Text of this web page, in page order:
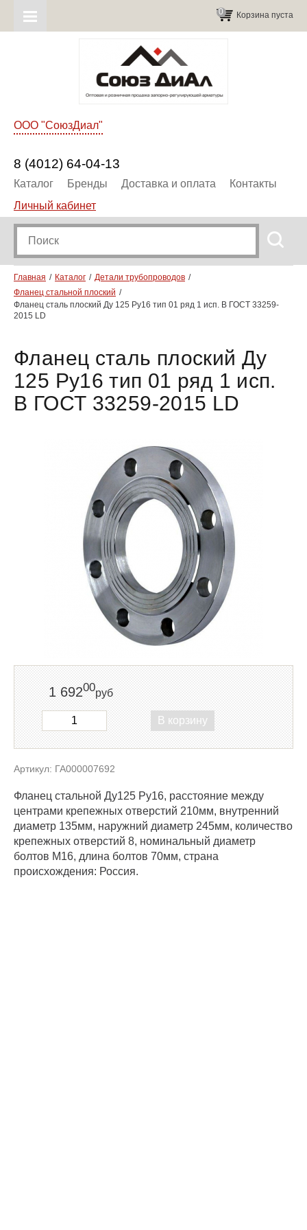
Корзина пуста
0
ООО "СоюзДиал"
8 (4012) 64-04-13
Каталог Бренды Доставка и оплата
Контакты
Личный кабинет
Главная Каталог
Детали трубопроводов
Фланец стальной плоский
Фланец сталь плоский Ду 125 Ру16 тип 01 ряд 1 исп. B ГОСТ 33259-
2015 LD
Фланец сталь плоский Ду
125 Ру16 тип 01 ряд 1 исп.
B ГОСТ 33259-2015 LD
1 69200руб
В корзину
Артикул: ГА000007692
Фланец стальной Ду125 Ру16, расстояние между
центрами крепежных отверстий 210мм, внутренний
диаметр 135мм, наружний диаметр 245мм, количество
крепежных отверстий 8, номинальный диаметр
болтов М16, длина болтов 70мм, страна
происхождения: Россия.